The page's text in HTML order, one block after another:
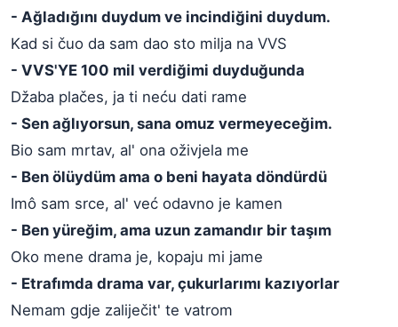
- Ağladığını duydum ve incindiğini duydum.
Kad si čuo da sam dao sto milja na VVS
- VVS'YE 100 mil verdiğimi duyduğunda
Džaba plačes, ja ti neću dati rame
- Sen ağlıyorsun, sana omuz vermeyeceğim.
Bio sam mrtav, al' ona oživjela me
- Ben ölüydüm ama o beni hayata döndürdü
Imô sam srce, al' već odavno je kamen
- Ben yüreğim, ama uzun zamandır bir taşım
Oko mene drama je, kopaju mi jame
- Etrafımda drama var, çukurlarımı kazıyorlar
Nemam gdje zaliječit' te vatrom